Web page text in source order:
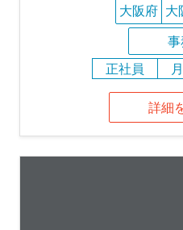
大阪府 大
正社員
詳細